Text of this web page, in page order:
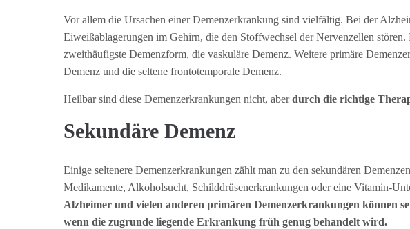
Vor allem die Ursachen einer Demenzerkrankung sind vielfältig. Bei der
Eiweißablagerungen im Gehirn, die den Stoffwechsel der Nervenzellen
zweithäufigste Demenzform, die vaskuläre Demenz. Weitere primäre
Demenz und die seltene frontotemporale Demenz.
Heilbar sind diese Demenzerkrankungen nicht, aberdurch die richtige
Sekundäre Demenz
Einige seltenere Demenzerkrankungen zählt man zu den sekundären
Medikamente, Alkoholsucht, Schilddrüsenerkrankungen oder eine Vitamin-
Alzheimer und vielen anderen primären Demenzerkrankungen können
wenn die zugrunde liegende Erkrankung früh genug behandelt wird.